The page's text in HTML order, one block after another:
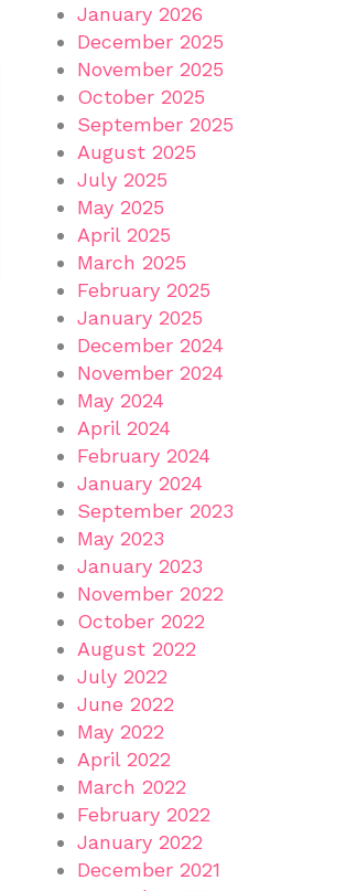
January 2026
December 2025
November 2025
October 2025
September 2025
August 2025
July 2025
May 2025
April 2025
March 2025
February 2025
January 2025
December 2024
November 2024
May 2024
April 2024
February 2024
January 2024
September 2023
May 2023
January 2023
November 2022
October 2022
August 2022
July 2022
June 2022
May 2022
April 2022
March 2022
February 2022
January 2022
December 2021